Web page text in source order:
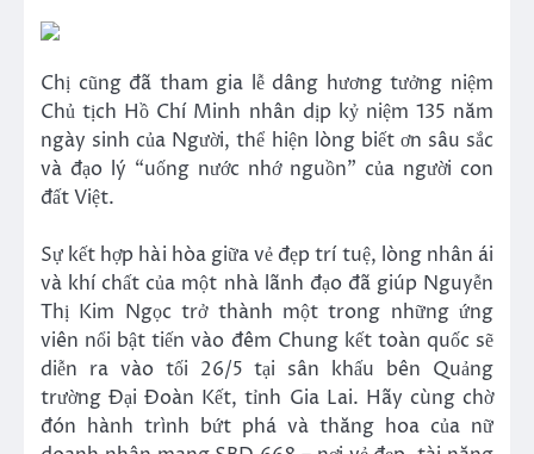
Chị cũng đã tham gia lễ dâng hương tưởng niệm
Chủ tịch Hồ Chí Minh nhân dịp kỷ niệm 135 năm
ngày sinh của Người, thể hiện lòng biết ơn sâu sắc
và đạo lý “uống nước nhớ nguồn” của người con
đất Việt.
Sự kết hợp hài hòa giữa vẻ đẹp trí tuệ, lòng nhân ái
và khí chất của một nhà lãnh đạo đã giúp Nguyễn
Thị Kim Ngọc trở thành một trong những ứng
viên nổi bật tiến vào đêm Chung kết toàn quốc sẽ
diễn ra vào tối 26/5 tại sân khấu bên Quảng
trường Đại Đoàn Kết, tỉnh Gia Lai. Hãy cùng chờ
đón hành trình bứt phá và thăng hoa của nữ